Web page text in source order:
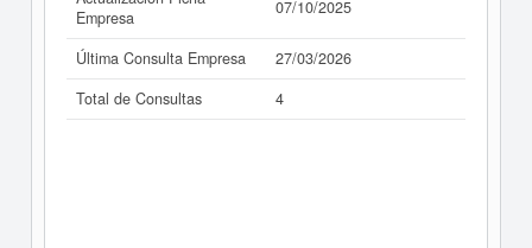
Empresa
07/10/2025
Última Consulta Empresa
27/03/2026
Total de Consultas
4